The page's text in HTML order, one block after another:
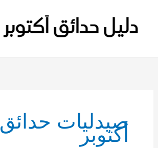
المحتوى
صيدليات حدائق
أكتوبر